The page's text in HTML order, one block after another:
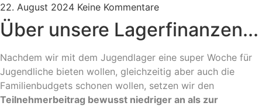
22. August 2024 Keine Kommentare
Über unsere Lagerfinanzen...
Nachdem wir mit dem Jugendlager eine super Woche für
Jugendliche bieten wollen, gleichzeitig aber auch die
Familienbudgets schonen wollen, setzen wir den
Teilnehmerbeitrag bewusst niedriger an als zur